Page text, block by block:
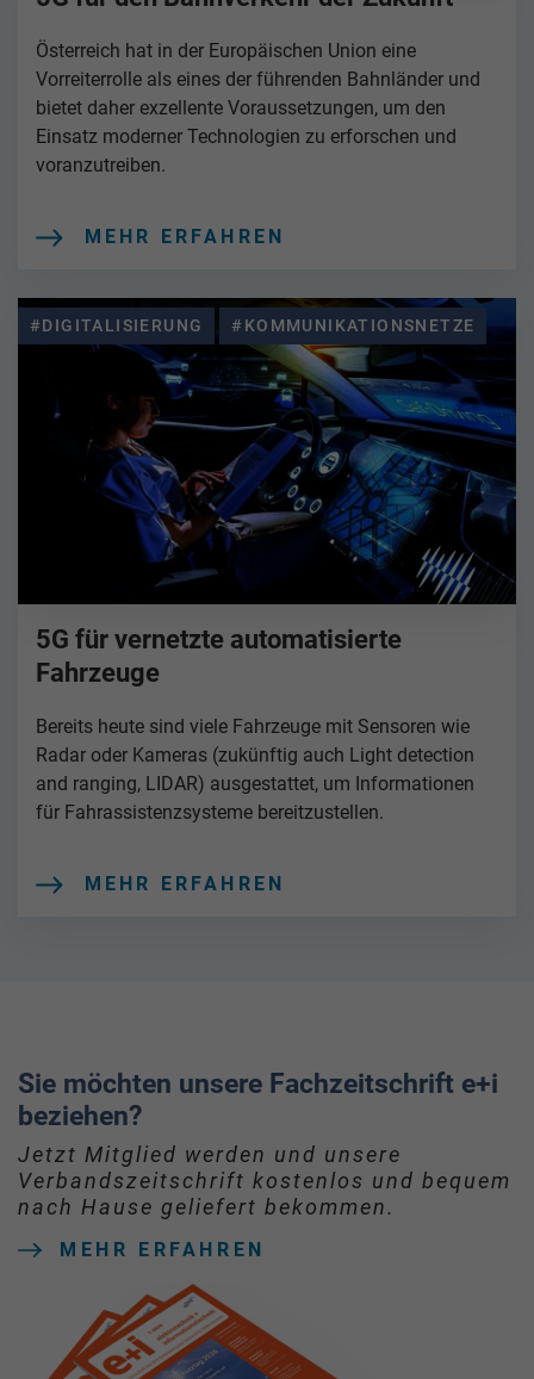
Österreich hat in der Europäischen Union eine
Vorreiterrolle als eines der führenden Bahnländer und
bietet daher exzellente Voraussetzungen, um den
Einsatz moderner Technologien zu erforschen und
voranzutreiben.
MEHR ERFAHREN
#DIGITALISIERUNG #KOMMUNIKATIONSNETZE
5G für vernetzte automatisierte
Fahrzeuge
Bereits heute sind viele Fahrzeuge mit Sensoren wie
Radar oder Kameras (zukünftig auch Light detection
and ranging, LIDAR) ausgestattet, um Informationen
für Fahrassistenzsysteme bereitzustellen.
MEHR ERFAHREN
Sie möchten unsere Fachzeitschrift e+i
beziehen?
Jetzt Mitglied werden und unsere
Verbandszeitschrift kostenlos und bequem
nach Hause geliefert bekommen.
MEHR ERFAHREN